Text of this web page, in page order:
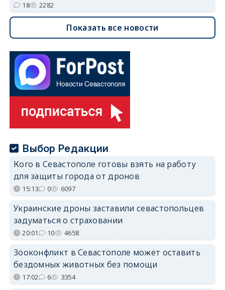
18 2282
Показать все новости
Выбор Редакции
Кого в Севастополе готовы взять на работу
для защиты города от дронов
15:13 0 6097
Украинские дроны заставили севастопольцев
задуматься о страховании
20:01 10 4658
Зооконфликт в Севастополе может оставить
бездомных животных без помощи
17:02 6 3354